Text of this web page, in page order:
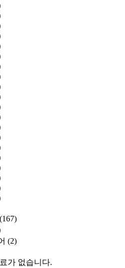
(167)
(2)
가 없습니다.